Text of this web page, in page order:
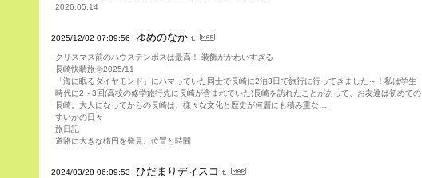
2026.05.14
2025/12/02 07:09:56 ゆめのなか
クリスマス前のハウステンボスは最高！ 装飾がかわいすぎる
長崎快晴旅🌞2025/11
「海に眠るダイヤモンド」にハマっていた同士で長崎に2泊3日で旅行に行ってきました～！私は学生
時代に2～3回(高校の修学旅行先に長崎が含まれていた)長崎を訪れたことがあって、お友達は初めての
長崎。大人になってからの長崎は、様々な文化と歴史が何層にも積み重な…
すいかの日々
旅日記
道路に大きな楕円を発見。位置と時間
2024/03/28 06:09:53 ひだまりディスコ